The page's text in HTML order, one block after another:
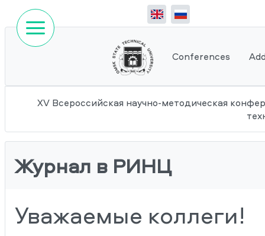
Conferences
XV Всероссийская научно-методическая
Журнал в РИНЦ
Уважаемые коллеги!